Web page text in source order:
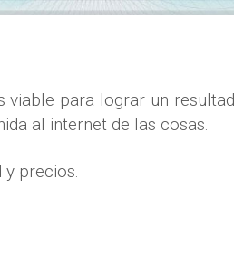
para lograr un
al internet de las cosas.
precios.